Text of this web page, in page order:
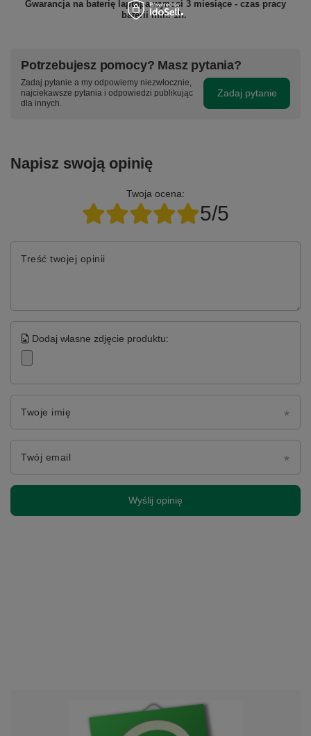
Gwarancja na baterię laptopa wynosi 3 miesiące - czas pracy
baterii min. 1h.
Potrzebujesz pomocy? Masz pytania?
Zadaj pytanie a my odpowiemy niezwłocznie,
najciekawsze pytania i odpowiedzi publikując
dla innych.
Zadaj pytanie
Napisz swoją opinię
Twoja ocena:
5/5
Treść twojej opinii
Dodaj własne zdjęcie produktu:
Twoje imię
Twój email
Wyślij opinię